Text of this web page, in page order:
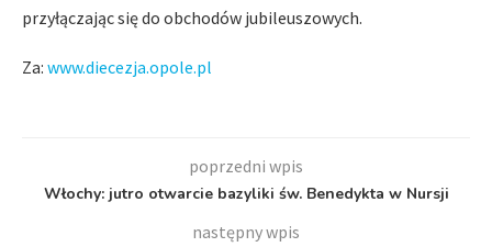
przyłączając się do obchodów jubileuszowych.
Za: www.diecezja.opole.pl
poprzedni wpis
Włochy: jutro otwarcie bazyliki św. Benedykta w Nursji
następny wpis